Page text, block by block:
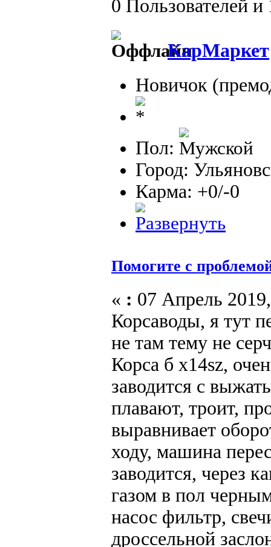
0 Пользователей
КарМаркет
Новичок
Пол:
Город:
Карма: +0/-0
Помогите с
« : 07 Апрель
Корсаводы, я тут
не там тему не
Корса б x14sz,
заводится с
плавают, троит,
выравнивает
ходу, машина
заводится, через
газом в пол
насос фильтр,
дроссельной